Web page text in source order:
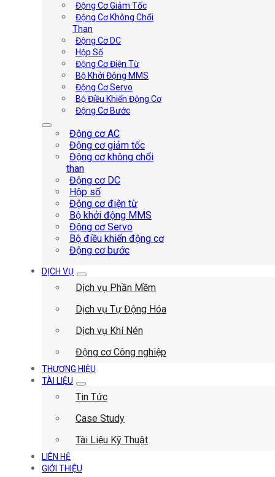
Động Cơ Giảm Tốc
Động Cơ Không Chổi
Than
Động Cơ DC
Hộp Số
Động Cơ Điện Từ
Bộ Khởi Động MMS
Động Cơ Servo
Bộ Điều Khiển Động Cơ
Động Cơ Bước
Động cơ AC
Động cơ giảm tốc
Động cơ không chổi
than
Động cơ DC
Hộp số
Động cơ điện từ
Bộ khởi động MMS
Động cơ Servo
Bộ điều khiển động cơ
Động cơ bước
DỊCH VỤ
Dịch vụ Phần Mềm
Dịch vụ Tự Động Hóa
Dịch vụ Khí Nén
Động cơ Công nghiệp
THƯƠNG HIỆU
TÀI LIỆU
Tin Tức
Case Study
Tài Liệu Kỹ Thuật
LIÊN HỆ
GIỚI THIỆU